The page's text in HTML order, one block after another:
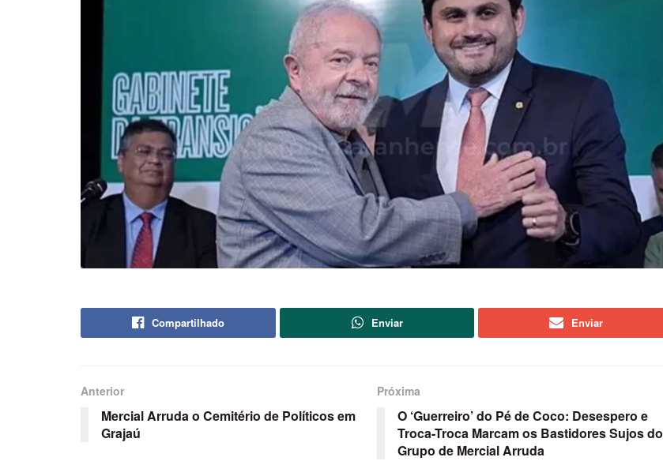
Compartilhado Enviar Enviar
Anterior
Mercial Arruda o Cemitério de Políticos em
Grajaú
Próxima
O ‘Guerreiro’ do Pé de Coco: Desespero e
Troca-Troca Marcam os Bastidores Sujos do
Grupo de Mercial Arruda